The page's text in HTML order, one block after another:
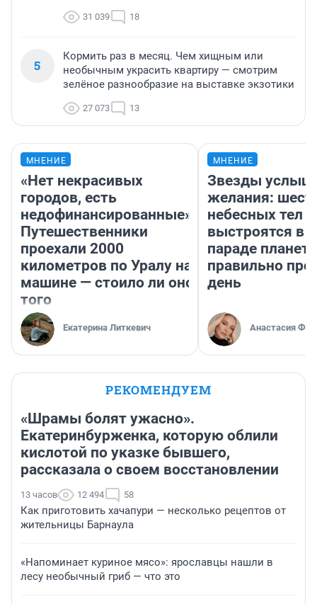
31 039 18
5
Кормить раз в месяц. Чем хищным или
необычным украсить квартиру — смотрим
зелёное разнообразие на выставке экзотики
27 073 13
МНЕНИЕ
«Нет некрасивых
городов, есть
недофинансированные».
Путешественники
проехали 2000
километров по Уралу на
машине — стоило ли оно
того
Екатерина Литкевич
МНЕНИЕ
Звезды
желания:
небесных тел
выстроятся в
параде планет
правильно
день
Анастасия
РЕКОМЕНДУЕМ
«Шрамы болят ужасно».
Екатеринбурженка, которую облили
кислотой по указке бывшего,
рассказала о своем восстановлении
13 часов 12 494 58
Как приготовить хачапури — несколько рецептов от
жительницы Барнаула
«Напоминает куриное мясо»: ярославцы нашли в
лесу необычный гриб — что это